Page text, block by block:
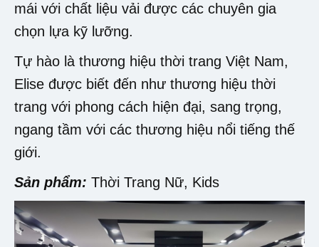
mái với chất liệu vải được các chuyên gia
chọn lựa kỹ lưỡng.
Tự hào là thương hiệu thời trang Việt Nam,
Elise được biết đến như thương hiệu thời
trang với phong cách hiện đại, sang trọng,
ngang tầm với các thương hiệu nổi tiếng thế
giới.
Sản phẩm: Thời Trang Nữ, Kids